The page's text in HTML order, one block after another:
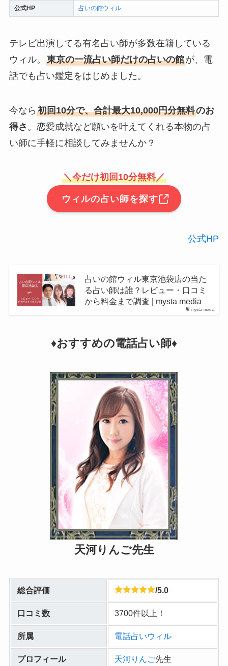
公式HP 占いの館ウィル
テレビ出演してる有名占い師が多数在籍している
ウィル。 東京の一流占い師だけの占いの館が、電
話でも占い鑑定をはじめました。
今なら 初回10分で、合計最大10,000円分無料のお
得さ 。恋愛成就など願いを叶えてくれる本物の占
い師に手軽に相談してみませんか？
＼今だけ初回10分無料／
ウィルの占い師を探す
公式HP
mysta media
占いの館ウィル東京池袋店の当た
る占い師は誰？レビュー・口コミ
から料金まで調査 | mysta media
♦︎おすすめの電話占い師♦︎
天河りんご先生
総合評価 /5.0
口コミ数 3700件以上！
所属 電話占いウィル
プロフィール 天河りんご先生